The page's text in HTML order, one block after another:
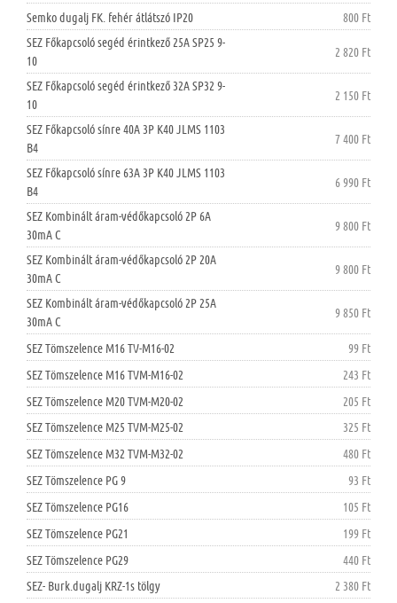
Semko dugalj FK. fehér átlátszó IP20
800 Ft
SEZ Főkapcsoló segéd érintkező 25A SP25 9-
10
2 820 Ft
SEZ Főkapcsoló segéd érintkező 32A SP32 9-
10
2 150 Ft
SEZ Főkapcsoló sínre 40A 3P K40 JLMS 1103
B4
7 400 Ft
SEZ Főkapcsoló sínre 63A 3P K40 JLMS 1103
B4
6 990 Ft
SEZ Kombinált áram-védőkapcsoló 2P 6A
30mA C
9 800 Ft
SEZ Kombinált áram-védőkapcsoló 2P 20A
30mA C
9 800 Ft
SEZ Kombinált áram-védőkapcsoló 2P 25A
30mA C
9 850 Ft
SEZ Tömszelence M16 TV-M16-02
99 Ft
SEZ Tömszelence M16 TVM-M16-02
243 Ft
SEZ Tömszelence M20 TVM-M20-02
205 Ft
SEZ Tömszelence M25 TVM-M25-02
325 Ft
SEZ Tömszelence M32 TVM-M32-02
480 Ft
SEZ Tömszelence PG 9
93 Ft
SEZ Tömszelence PG16
105 Ft
SEZ Tömszelence PG21
199 Ft
SEZ Tömszelence PG29
440 Ft
SEZ- Burk.dugalj KRZ-1s tölgy
2 380 Ft